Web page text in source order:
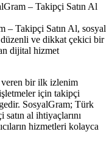
– Takipçi Satın Al
– Takipçi Satın Al, sosyal
düzenli ve dikkat çekici bir
dijital hizmet
veren bir ilk izlenim
için takipçi
SosyalGram; Türk
al ihtiyaçlarını
hizmetleri kolayca